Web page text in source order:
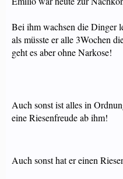
Bei ihm wachsen die Dinger
als müsste er alle 3Wochen
geht es aber ohne Narkose!
Auch sonst ist alles in
eine Riesenfreude ab ihm!
Auch sonst hat er einen